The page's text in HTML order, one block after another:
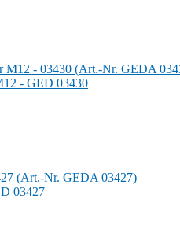
- GED 03430
03427